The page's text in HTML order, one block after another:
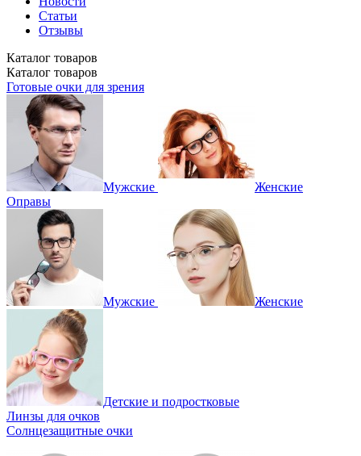
Статьи
Отзывы
Каталог товаров
Каталог товаров
Готовые очки для зрения
Мужские
Женские
Оправы
Мужские Женские
Детские и подростковые
Линзы для очков
Солнцезащитные очки